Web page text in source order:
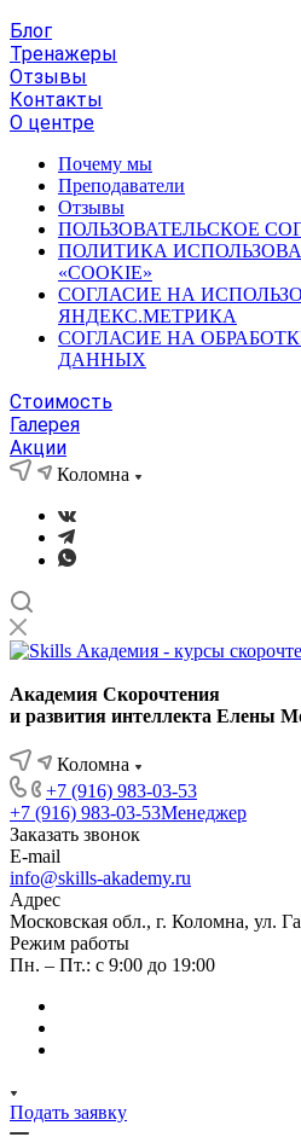
Блог
Тренажеры
Отзывы
Контакты
О центре
Почему мы
Преподаватели
Отзывы
ПОЛЬЗОВАТЕЛЬСКОЕ
ПОЛИТИКА
«COOKIE»
СОГЛАСИЕ НА
ЯНДЕКС.МЕТРИКА
СОГЛАСИЕ НА
ДАННЫХ
Стоимость
Галерея
Акции
Коломна
Академия Скорочтения
и развития интеллекта Елены
Коломна
+7 (916) 983-03-53
+7 (916) 983-03-53Менеджер
Заказать звонок
E-mail
info@skills-akademy.ru
Адрес
Московская обл., г. Коломна, ул.
Режим работы
Пн. – Пт.: с 9:00 до 19:00
Подать заявку